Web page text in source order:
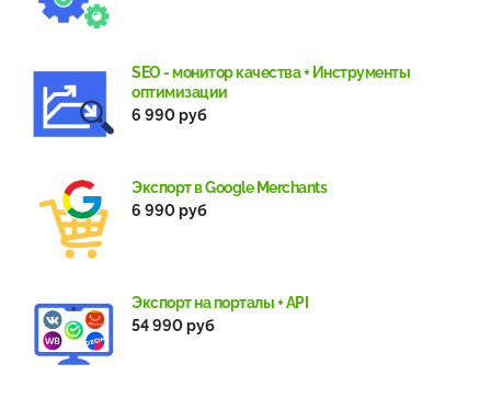
SEO - монитор качества + Инструменты
оптимизации
6 990 руб
Экспорт в Google Merchants
6 990 руб
Экспорт на порталы + API
54 990 руб